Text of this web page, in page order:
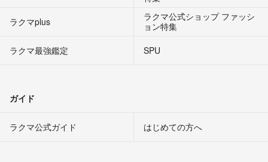
ラクマplus
ラクマ公式ショップ ファッシ
ョン特集
ラクマ最強鑑定
SPU
ガイド
ラクマ公式ガイド はじめての方へ